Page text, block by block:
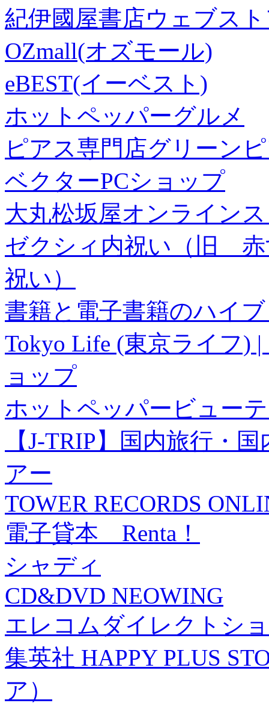
紀伊國屋書店ウェブス
OZmall(オズモール)
eBEST(イーベスト)
ホットペッパーグルメ
ピアス専門店グリーン
ベクターPCショップ
大丸松坂屋オンライン
ゼクシィ内祝い（旧 赤
祝い）
書籍と電子書籍のハイ
Tokyo Life (東京ライフ)
ョップ
ホットペッパービュー
【J-TRIP】国内旅行・
アー
TOWER RECORDS
電子貸本 Renta！
シャディ
CD&DVD NEOWING
エレコムダイレクトシ
集英社 HAPPY PLUS
ア）